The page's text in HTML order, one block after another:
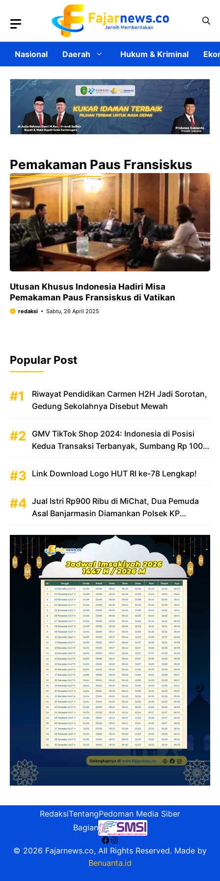
Nasional Daerah Hukum & Kriminal
Pemakaman Paus Fransiskus
Utusan Khusus Indonesia Hadiri Misa
Pemakaman Paus Fransiskus di Vatikan
redaksi Sabtu, 26 April 2025
Popular Post
Riwayat Pendidikan Carmen H2H Jadi Sorotan,
Gedung Sekolahnya Disebut Mewah
GMV TikTok Shop 2024: Indonesia di Posisi
Kedua Transaksi Terbanyak, Sumbang Rp 100
Link Download Logo HUT RI ke-78 Lengkap!
Jual Istri Rp900 Ribu di MiChat, Dua Pemuda
Asal Banjarmasin Diamankan Polsek KP
RedaksiTentangPedoman Media Siber
Bagian
Facebook
Instagram
© 2026 Fajarnews.co, All Rights Reserved. Made by
Benuanta.id